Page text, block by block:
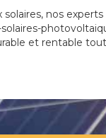
nos
et rentable